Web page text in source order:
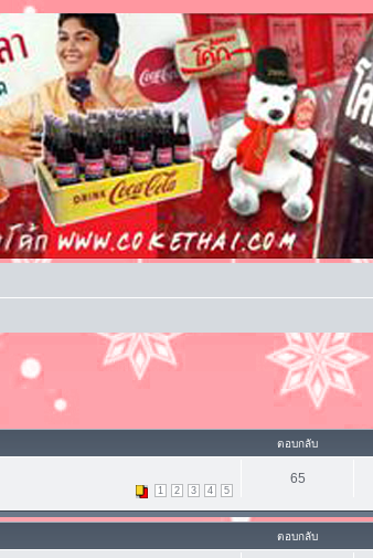
ตอบกลับ
1 2 3 4 5
65
ตอบกลับ